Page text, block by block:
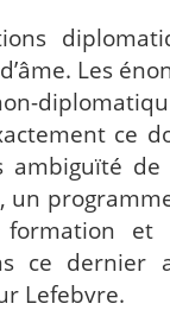
Les
ce
ambiguïté
un
et
ce
Lefebvre.